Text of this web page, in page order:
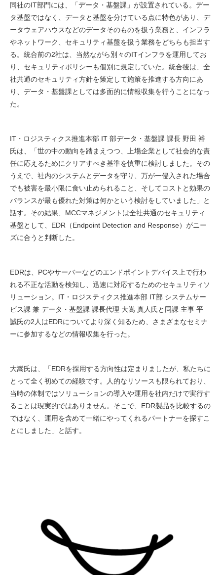
同社のIT部門には、「データ・基盤課」が設置されている。デー
タ基盤ではなく、データと基盤を分けている点に特色があり、デ
ータウェアハウスなどのデータそのものを扱う業務と、インフラ
やネットワーク、セキュリティ基盤を扱う業務をどちらも担当す
る。統合前の2社は、当然ながら別々のITインフラを運用してお
り、セキュリティポリシーも個別に規定していた。統合後は、全
社共通のセキュリティ方針を策定して施策を推進する方向にあ
り、データ・基盤課としては多面的に情報収集を行うことになっ
た。
IT・ロジスティクス推進本部 IT 部データ・基盤課 課長 野田 裕
氏は、「世の中の動向を踏まえつつ、上場企業として社会的な責
任に応えるためにクリアすべき基準を慎重に検討しました。その
うえで、社内のシステムとデータを守り、万が一侵入された場合
でも被害を最小限に食い止められること、そしてコストと効果の
バランスが最も優れた対策は何かという検討をしていました」と
話す。その結果、MCCマネジメントは全社共通のセキュリティ
基盤として、EDR（Endpoint Detection and Response）がニー
ズに合うと判断した。
EDRは、PCやサーバーなどのエンドポイントデバイス上で行わ
れる不正な活動を検知し、迅速に対応するためのセキュリティソ
リューション。IT・ロジスティクス推進本部 IT部 システムサー
ビス課 兼 データ・基盤課 課長代理 大嵩 真人氏と同課 主事 平
誠氏の2人はEDRについてより深く知るため、さまざまなセミナ
ーに参加するなどの情報収集を行った。
大嵩氏は、「EDRを採用する方向性は定まりましたが、私たちに
とって全く初めての経験です。人的なリソースも限られており、
当時の体制ではソリューションの導入や運用を社内だけで実行す
ることは現実的ではありません。そこで、EDR製品を比較するの
ではなく、運用を含めて一緒にやってくれるパートナーを探すこ
とにしました」と話す。